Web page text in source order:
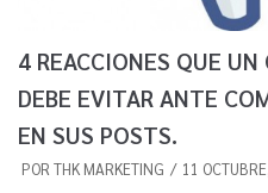
4 REACCIONES QUE
DEBE EVITAR ANTE
EN SUS POSTS.
POR THK MARKETING 11